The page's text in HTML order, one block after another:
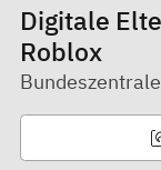
Digitale
Roblox